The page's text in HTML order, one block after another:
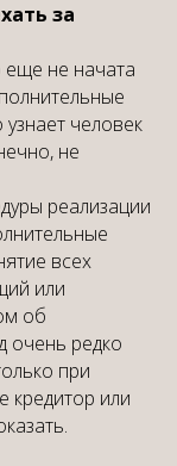
за
еще не начата
человек
не
реализации
всех
или
об
очень редко
при
кредитор или